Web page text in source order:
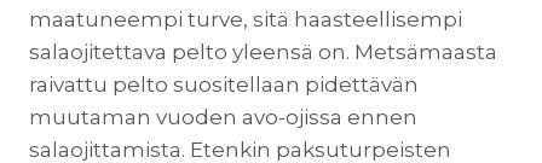
maatuneempi turve, sitä haasteellisempi
salaojitettava pelto yleensä on. Metsämaasta
raivattu pelto suositellaan pidettävän
muutaman vuoden avo-ojissa ennen
salaojittamista. Etenkin paksuturpeisten